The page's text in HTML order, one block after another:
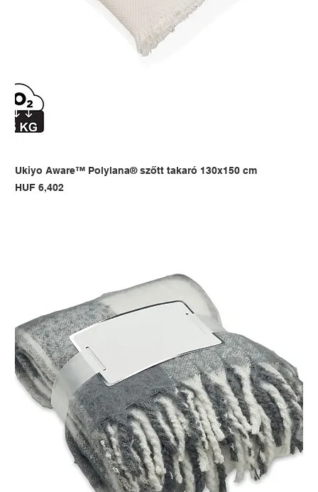
Ukiyo Aware™ Polylana® szőtt takaró 130x150 cm
Price
HUF 6,402